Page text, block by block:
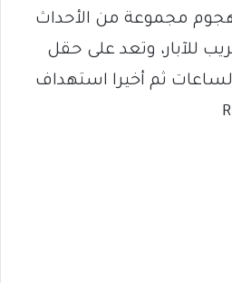
مجموعة من الأحداث
للآبار، وتعد على حقل
ثم أخيرا استهداف